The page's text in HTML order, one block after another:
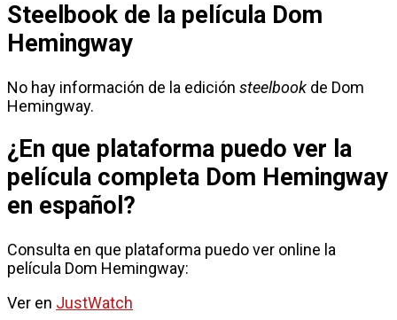
Steelbook de la película Dom
Hemingway
No hay información de la edición steelbook de Dom
Hemingway.
¿En que plataforma puedo ver la
película completa Dom Hemingway
en español?
Consulta en que plataforma puedo ver online la
película Dom Hemingway:
Ver en JustWatch